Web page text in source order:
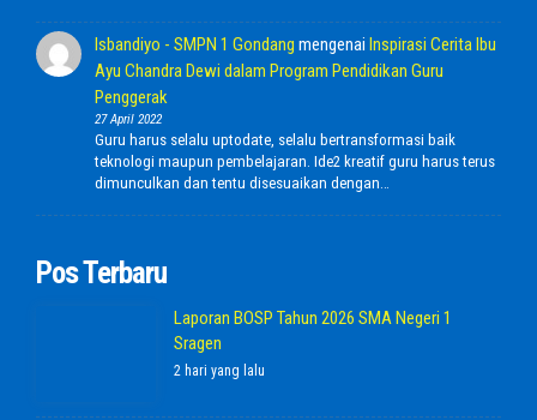
Isbandiyo - SMPN 1 Gondang mengenai Inspirasi Cerita Ibu
Ayu Chandra Dewi dalam Program Pendidikan Guru
Penggerak
27 April 2022
Guru harus selalu uptodate, selalu bertransformasi baik
teknologi maupun pembelajaran. Ide2 kreatif guru harus terus
dimunculkan dan tentu disesuaikan dengan…
Pos Terbaru
Laporan BOSP Tahun 2026 SMA Negeri 1
Sragen
2 hari yang lalu